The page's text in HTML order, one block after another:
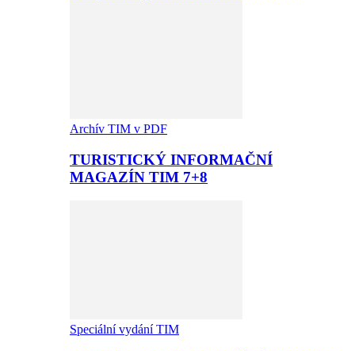
Archív TIM v PDF
TURISTICKÝ INFORMAČNÍ
MAGAZÍN TIM 7+8
Speciální vydání TIM